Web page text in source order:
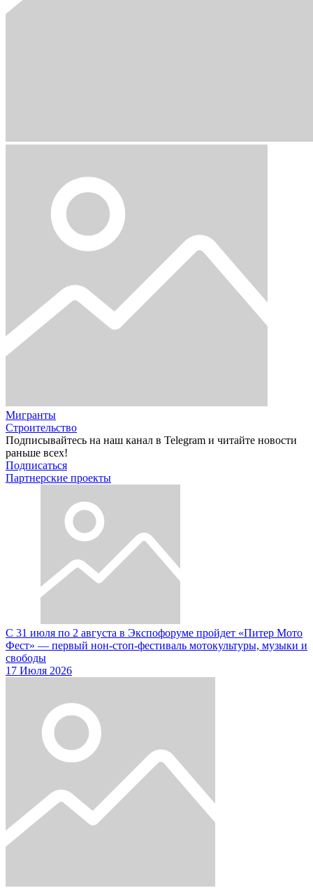
Мигранты
Строительство
Подписывайтесь на наш канал в Telegram и читайте новости
раньше всех!
Подписаться
Партнерские проекты
С 31 июля по 2 августа в Экспофоруме пройдет «Питер Мото
Фест» — первый нон-стоп-фестиваль мотокультуры, музыки и
свободы
17 Июля 2026